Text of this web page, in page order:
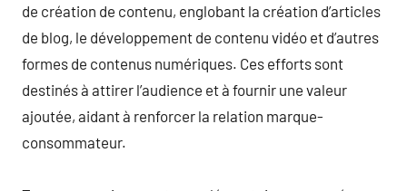
de création de contenu, englobant la création d’articles
de blog, le développement de contenu vidéo et d’autres
formes de contenus numériques. Ces efforts sont
destinés à attirer l’audience et à fournir une valeur
ajoutée, aidant à renforcer la relation marque-
consommateur.